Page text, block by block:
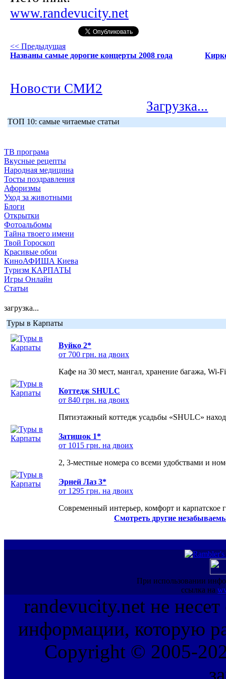
www.randevucity.net
<< Предыдущая
Названы самые дорогие концерты 2008 года
Новости СМИ2
Загрузка...
ТОП 10: самые читаемые статьи
ТВ програма
Вкусные рецепты
Народная медицина
Тосты поздравления
Афоризмы
Уход за животными
Блоги
Открытки
Фотоальбомы
Тайна твоего имени
Твой Гороскоп
Красивые обои
КиноАФИША Киева
Туризм КАРПАТЫ
Игры Онлайн
Статьи
загрузка...
Туры в Карпаты
Вуйко 2*
от 700 грн. на двоих
Кафе на 30 мест, мангал, хранение багажа, Wi-
Коттедж SHULC
от 840 грн. на двоих
Пятиэтажный коттедж усадьбы «SHULC»
Затишок 1*
от 1015 грн. на двоих
2, 3-местные номера со всеми удобствами и
Эрней Лаз 3*
от 1295 грн. на двоих
Современный интерьер, комфорт и карпатское
Смотреть другие
При использовании
ссылка на
randevucity.net не несет
информации, которую
Copyright © 2005-